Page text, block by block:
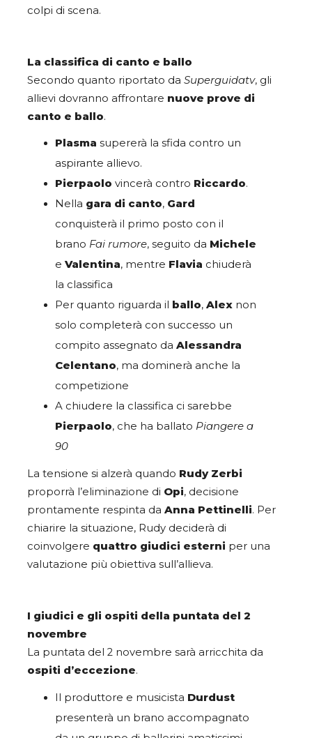
colpi di scena.
La classifica di canto e ballo
Secondo quanto riportato da Superguidatv, gli
allievi dovranno affrontare nuove prove di
canto e ballo.
Plasma supererà la sfida contro un
aspirante allievo.
Pierpaolo vincerà contro Riccardo.
Nella gara di canto, Gard
conquisterà il primo posto con il
brano Fai rumore, seguito da Michele
e Valentina, mentre Flavia chiuderà
la classifica
Per quanto riguarda il
ballo, Alex non
solo completerà con successo un
compito assegnato da Alessandra
Celentano, ma dominerà anche la
competizione
A chiudere la classifica ci sarebbe
Pierpaolo, che ha ballato Piangere a
90
La tensione si alzerà quando Rudy Zerbi
proporrà l’eliminazione di Opi, decisione
prontamente respinta da Anna Pettinelli. Per
chiarire la situazione, Rudy deciderà di
coinvolgere quattro giudici esterni per una
valutazione più obiettiva sull’allieva.
I giudici e gli ospiti della puntata del 2
novembre
La puntata del 2 novembre sarà arricchita da
ospiti d’eccezione.
Il produttore e musicista Durdust
presenterà un brano accompagnato